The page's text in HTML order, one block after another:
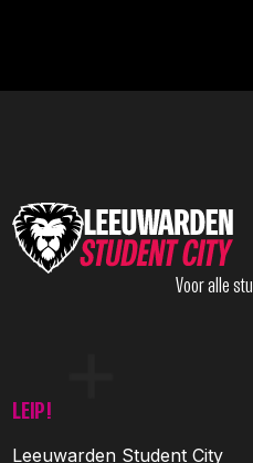
Voor alle
LEIP!
Leeuwarden Student City